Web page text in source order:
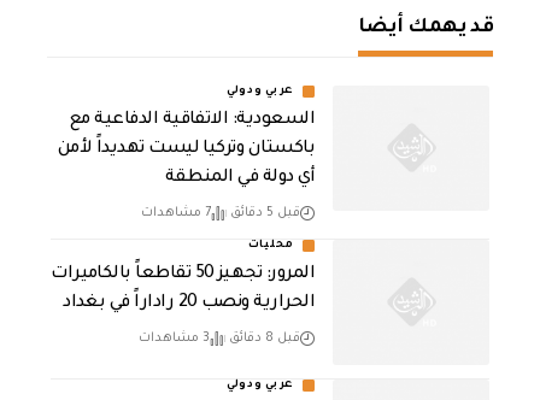
قد يهمك أيضا
عربي ودولي
السعودية: الاتفاقية الدفاعية مع
باكستان وتركيا ليست تهديداً لأمن
أي دولة في المنطقة
قبل 5 دقائق 7 مشاهدات
محليات
المرور: تجهيز 50 تقاطعاً بالكاميرات
الحرارية ونصب 20 راداراً في بغداد
قبل 8 دقائق 3 مشاهدات
عربي ودولي